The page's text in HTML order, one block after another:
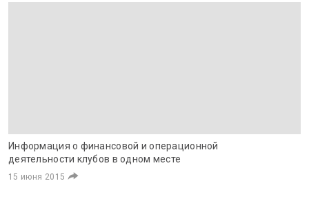
Информация о финансовой и операционной
деятельности клубов в одном месте
15 июня 2015